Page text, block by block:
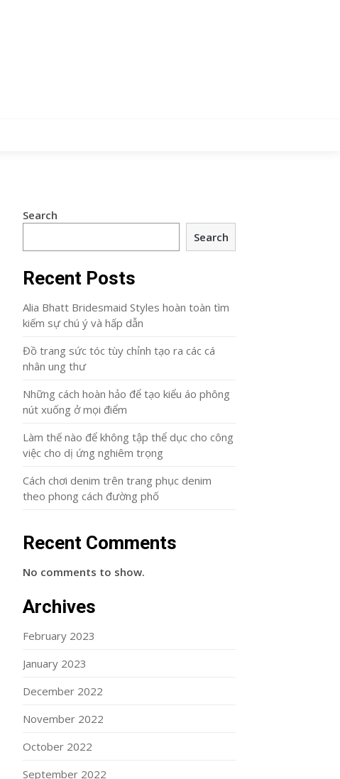
Search
Search
Recent Posts
Alia Bhatt Bridesmaid Styles hoàn toàn tìm
kiếm sự chú ý và hấp dẫn
Đồ trang sức tóc tùy chỉnh tạo ra các cá
nhân ung thư
Những cách hoàn hảo để tạo kiểu áo phông
nút xuống ở mọi điểm
Làm thế nào để không tập thể dục cho công
việc cho dị ứng nghiêm trọng
Cách chơi denim trên trang phục denim
theo phong cách đường phố
Recent Comments
No comments to show.
Archives
February 2023
January 2023
December 2022
November 2022
October 2022
September 2022